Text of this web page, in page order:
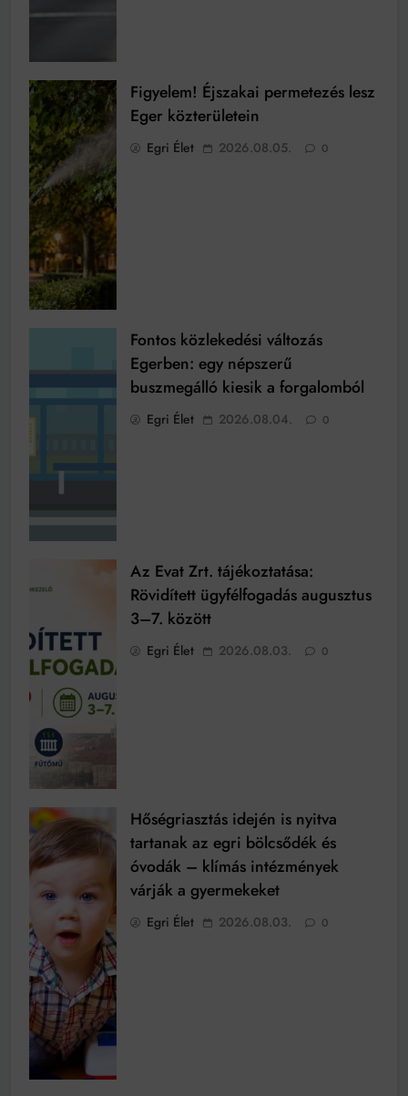
Figyelem! Éjszakai permetezés lesz
Eger közterületein
Egri Élet 2026.08.05. 0
Fontos közlekedési változás
Egerben: egy népszerű
buszmegálló kiesik a forgalomból
Egri Élet 2026.08.04. 0
Az Evat Zrt. tájékoztatása:
Rövidített ügyfélfogadás augusztus
3–7. között
Egri Élet 2026.08.03. 0
Hőségriasztás idején is nyitva
tartanak az egri bölcsődék és
óvodák – klímás intézmények
várják a gyermekeket
Egri Élet 2026.08.03. 0